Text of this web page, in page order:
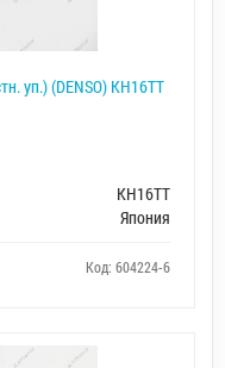
уп.) (DENSO) KH16TT
KH16TT
Япония
Код: 604224-6